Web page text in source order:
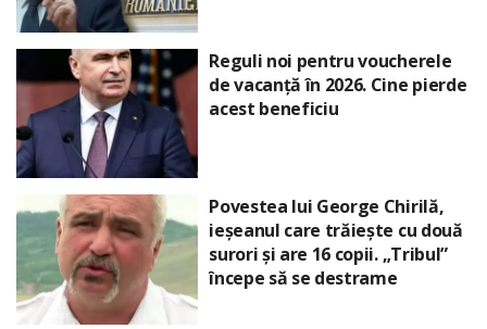
Reguli noi pentru voucherele
de vacanță în 2026. Cine pierde
acest beneficiu
Povestea lui George Chirilă,
ieșeanul care trăiește cu două
surori și are 16 copii. „Tribul”
începe să se destrame